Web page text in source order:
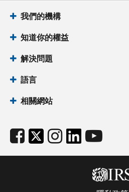
我們的機構
知道你的權益
解決問題
語言
相關網站